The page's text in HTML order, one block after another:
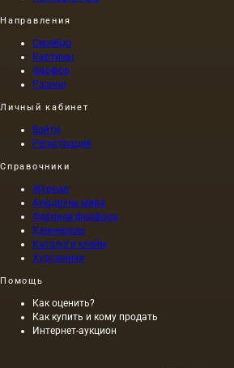
Направления
Серебро
Картины
Фарфор
Разное
Личный кабинет
Войти
Регистрация
Справочники
Журнал
Аукционы мира
Фабрики фарфора
Камнерезы
Каталоги клейм
Художники
Помощь
Как оценить?
Как купить и кому продать
Интернет-аукцион